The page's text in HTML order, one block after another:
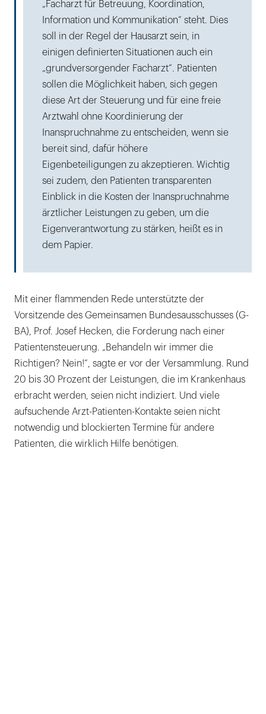
„Facharzt für Betreuung, Koordination,
Information und Kommunikation“ steht. Dies
soll in der Regel der Hausarzt sein, in
einigen definierten Situationen auch ein
„grundversorgender Facharzt“. Patienten
sollen die Möglichkeit haben, sich gegen
diese Art der Steuerung und für eine freie
Arztwahl ohne Koordinierung der
Inanspruchnahme zu entscheiden, wenn sie
bereit sind, dafür höhere
Eigenbeteiligungen zu akzeptieren. Wichtig
sei zudem, den Patienten transparenten
Einblick in die Kosten der Inanspruchnahme
ärztlicher Leistungen zu geben, um die
Eigenverantwortung zu stärken, heißt es in
dem Papier.
Mit einer flammenden Rede unterstützte der
Vorsitzende des Gemeinsamen Bundesausschusses (G-
BA), Prof. Josef Hecken, die Forderung nach einer
Patientensteuerung. „Behandeln wir immer die
Richtigen? Nein!“, sagte er vor der Versammlung. Rund
20 bis 30 Prozent der Leistungen, die im Krankenhaus
erbracht werden, seien nicht indiziert. Und viele
aufsuchende Arzt-Patienten-Kontakte seien nicht
notwendig und blockierten Termine für andere
Patienten, die wirklich Hilfe benötigen.